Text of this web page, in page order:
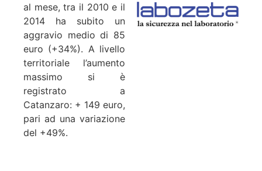
al mese, tra il 2010 e il
2014 ha subito un
aggravio medio di 85
euro (+34%). A livello
territoriale l’aumento
massimo si è
registrato a
Catanzaro: + 149 euro,
pari ad una variazione
del +49%.